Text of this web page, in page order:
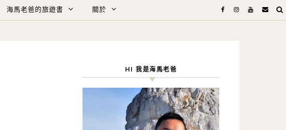
海馬老爸的旅遊書 關於
HI 我是海馬老爸